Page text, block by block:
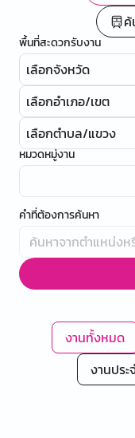
ค้
พื้นที่สะดวกรับงาน
เลือกจังหวัด
เลือกอำเภอ/เขต
เลือกตำบล/แขวง
หมวดหมู่งาน
คำที่ต้องการค้นหา
งานทั้งหมด
งานประ